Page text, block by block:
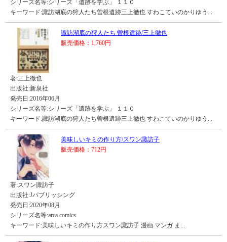
シリーズ名等:シリーズ「遺跡を学ぶ」 １１０
キーワード:諏訪湖底の狩人たち曽根遺跡三上徹也 すわこていのかりゆう...
諏訪湖底の狩人たち 曽根遺跡/三上徹也
販売価格：1,760円
著:三上徹也
出版社:新泉社
発売日:2016年06月
シリーズ名等:シリーズ「遺跡を学ぶ」 １１０
キーワード:諏訪湖底の狩人たち曽根遺跡三上徹也 すわこていのかりゆう...
美味しいキミの作り方/スワン諏訪子
販売価格：712円
著:スワン諏訪子
出版社:Jパブリッシング
発売日:2020年08月
シリーズ名等:arca comics
キーワード:美味しいキミの作り方スワン諏訪子 漫画 マンガ ま...